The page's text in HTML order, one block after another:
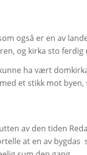
også er en av
og kirka sto ferdig
ha vært
et stikk mot byen,
av den tiden
at en av